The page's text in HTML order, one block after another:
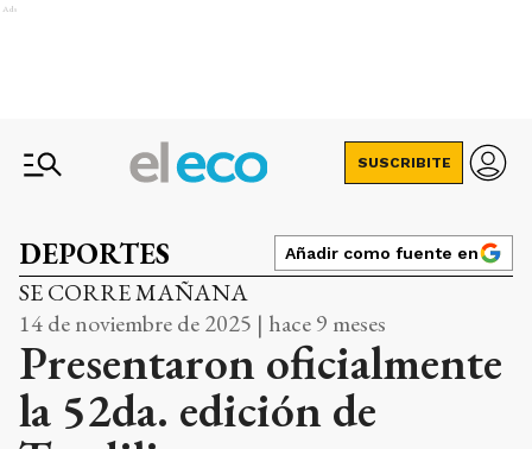
Ads
SUSCRIBITE
DEPORTES Añadir como fuente en
SE CORRE MAÑANA
14 de noviembre de 2025 | hace 9 meses
Presentaron oficialmente
la 52da. edición de